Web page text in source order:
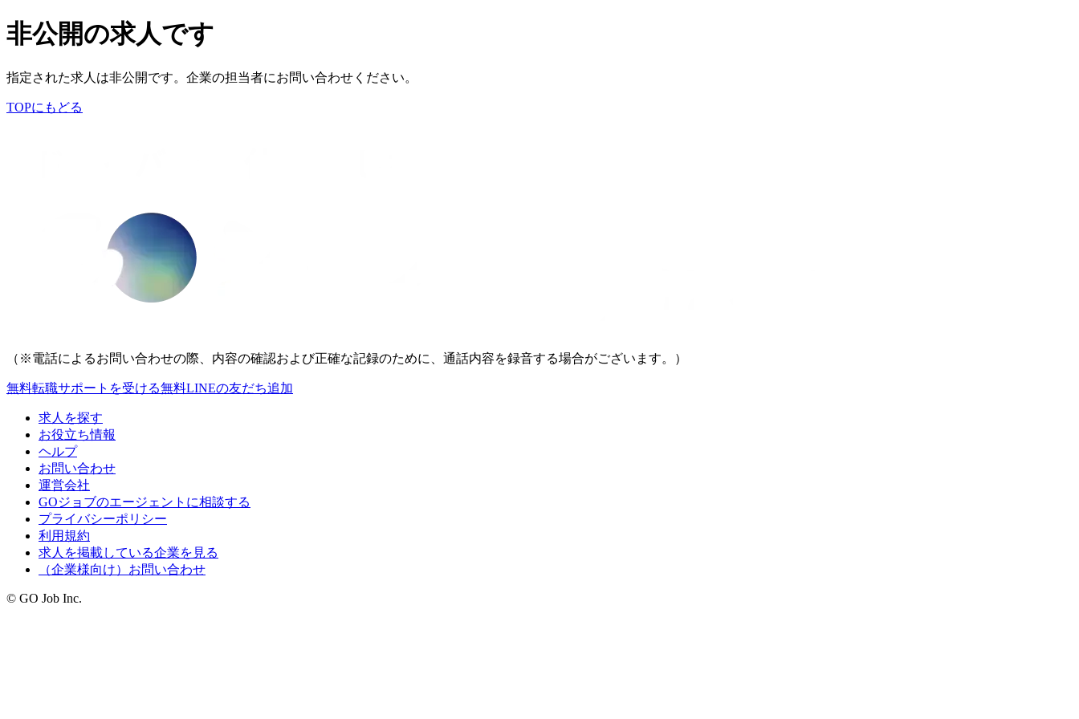
非公開の求人です
指定された求人は非公開です。企業の担当者にお問い合わせください。
TOPにもどる
（※電話によるお問い合わせの際、内容の確認および正確な記録のために、通話内容を録音する場合がございます。）
無料転職サポートを受ける無料LINEの友だち追加
求人を探す
お役立ち情報
ヘルプ
お問い合わせ
運営会社
GOジョブのエージェントに相談する
プライバシーポリシー
利用規約
求人を掲載している企業を見る
（企業様向け）お問い合わせ
© GO Job Inc.